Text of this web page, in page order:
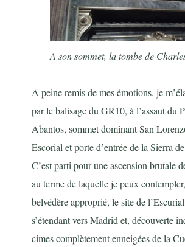
A son sommet, la tombe de
A peine remis de mes émotions, je
par le balisage du GR10, à l’assaut du
Abantos, sommet dominant San
Escorial et porte d’entrée de la Sierra
C’est parti pour une ascension brutale
au terme de laquelle je peux
belvédère approprié, le site de
s’étendant vers Madrid et, découverte
cimes complètement enneigées de la